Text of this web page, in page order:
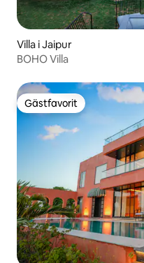
Villa i Jaipur
BOHO Villa
Gästfavorit
Gästfavorit